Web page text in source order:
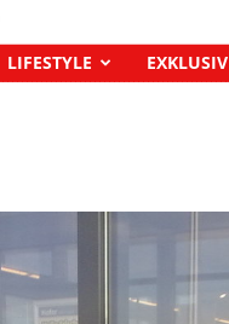
LIFESTYLE EXKLUSIV